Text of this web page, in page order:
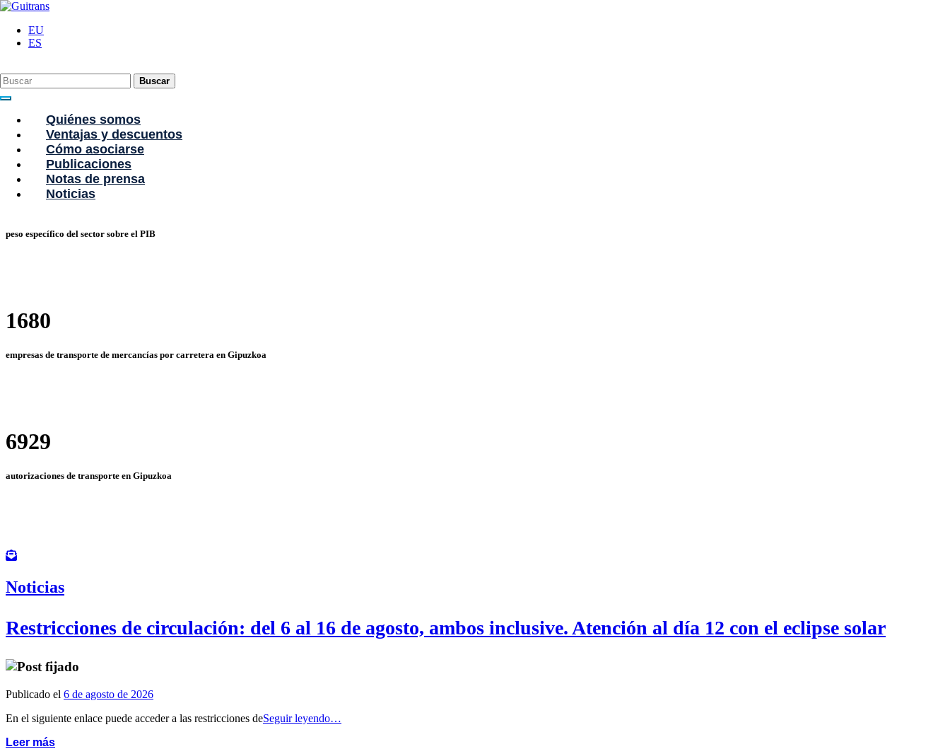
Continuar al contenido principal
C/ Portu-Etxe 9-1º, 20018-San Sebastián
EU
ES
Buscar
Quiénes somos
Ventajas y descuentos
Cómo asociarse
Publicaciones
Notas de prensa
Noticias
Importancia estratégica del transporte guipuzcoano
4,6 %
peso específico del sector sobre el PIB
1680
empresas de transporte de mercancías por carretera en Gipuzkoa
6929
autorizaciones de transporte en Gipuzkoa
Noticias
Restricciones de circulación: del 6 al 16 de agosto, ambos inclusive. Atención al día 12 con el eclipse solar
Publicado el 6 de agosto de 2026
En el siguiente enlace puede acceder a las restricciones deSeguir leyendo…
Leer más